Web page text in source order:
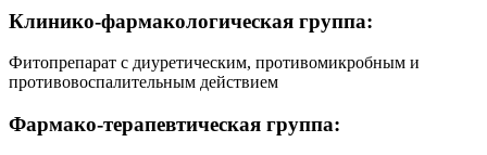
Клинико-фармакологическая группа:
Фитопрепарат с диуретическим, противомикробным и
противовоспалительным действием
Фармако-терапевтическая группа: